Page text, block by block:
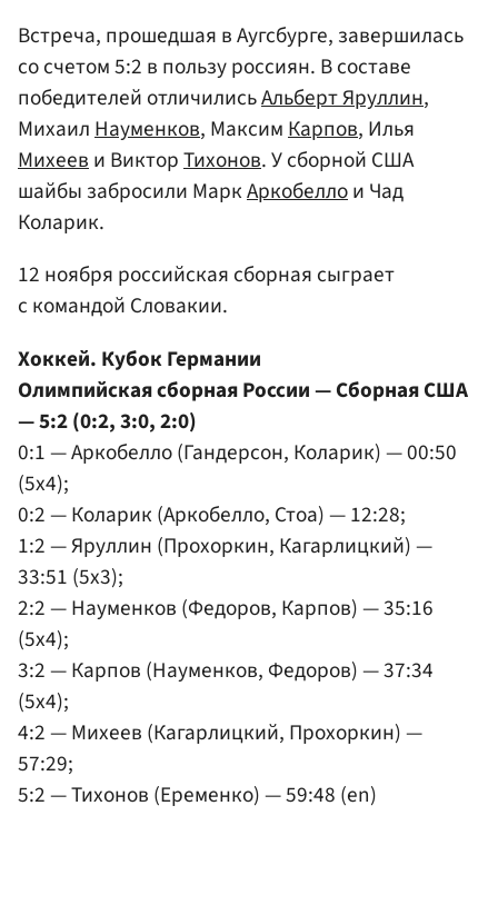
Встреча, прошедшая в Аугсбурге, завершилась
со счетом 5:2 в пользу россиян. В составе
победителей отличилисьАльберт Яруллин,
МихаилНауменков, МаксимКарпов, Илья
Михееви ВикторТихонов. У сборной США
шайбы забросили МаркАркобеллои Чад
Коларик.
12 ноября российская сборная сыграет
с командой Словакии.
Хоккей. Кубок Германии
Олимпийская сборная России — Сборная США
— 5:2 (0:2, 3:0, 2:0)
0:1 — Аркобелло (Гандерсон, Коларик) — 00:50
(5x4);
0:2 — Коларик (Аркобелло, Стоа) — 12:28;
1:2 — Яруллин (Прохоркин, Кагарлицкий) —
33:51 (5x3);
2:2 — Науменков (Федоров, Карпов) — 35:16
(5x4);
3:2 — Карпов (Науменков, Федоров) — 37:34
(5x4);
4:2 — Михеев (Кагарлицкий, Прохоркин) —
57:29;
5:2 — Тихонов (Еременко) — 59:48 (en)